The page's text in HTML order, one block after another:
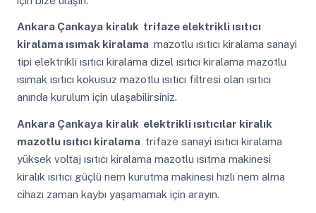
Ankara Çankaya kiralık trifaze elektrikli ısıtıcı
kiralama ısımak kiralama mazotlu ısıtıcı kiralama sanayi
tipi elektrikli ısıtıcı kiralama dizel ısıtıcı kiralama mazotlu
ısımak ısıtıcı kokusuz mazotlu ısıtıcı filtresi olan ısıtıcı
anında kurulum için ulaşabilirsiniz.
Ankara Çankaya kiralık elektrikli ısıtıcılar kiralık
mazotlu ısıtıcı kiralama trifaze sanayi ısıtıcı kiralama
yüksek voltaj ısıtıcı kiralama mazotlu ısıtma makinesi
kiralık ısıtıcı güçlü nem kurutma makinesi hızlı nem alma
cihazı zaman kaybı yaşamamak için arayın.